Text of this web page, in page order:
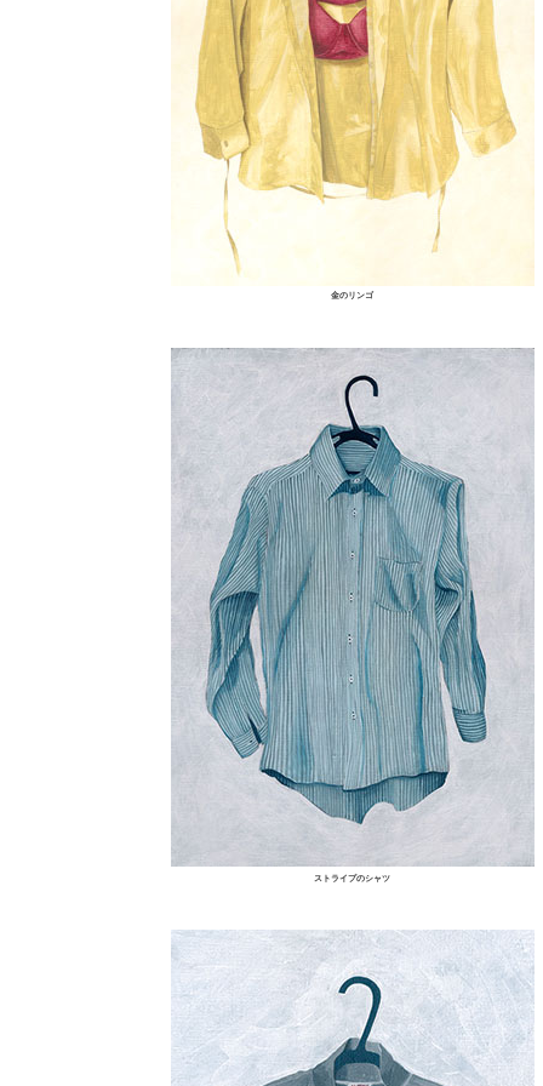
金のリンゴ
ストライプのシャツ